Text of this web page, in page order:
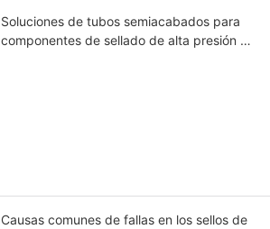
Soluciones de tubos semiacabados para
componentes de sellado de alta presión en
Causas comunes de fallas en los sellos de